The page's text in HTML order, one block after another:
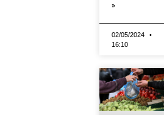
»
02/05/2024
16:10